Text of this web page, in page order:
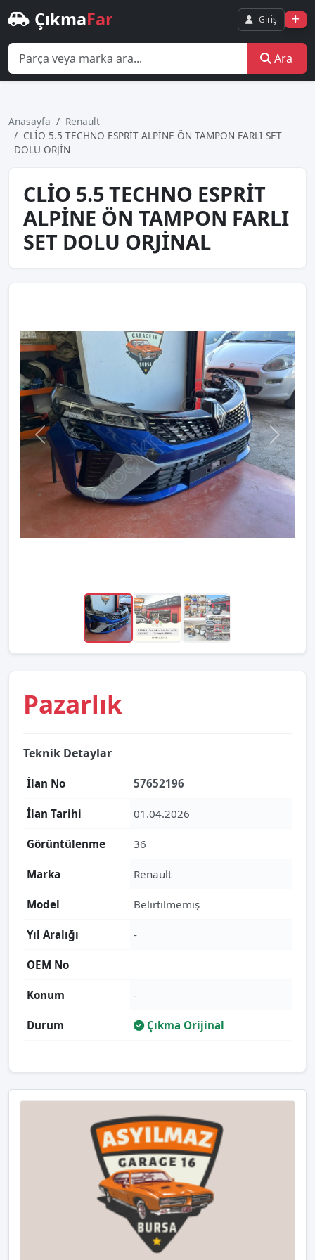
ÇıkmaFar Giriş
Ara
Anasayfa
Renault
CLİO 5.5 TECHNO ESPRİT ALPİNE ÖN TAMPON FARLI SET
DOLU ORJİN
CLİO 5.5 TECHNO ESPRİT
ALPİNE ÖN TAMPON FARLI
SET DOLU ORJİNAL
Pazarlık
Teknik Detaylar
İlan No 57652196
İlan Tarihi 01.04.2026
Görüntülenme 36
Marka Renault
Model Belirtilmemiş
Yıl Aralığı -
OEM No
Konum -
Durum Çıkma Orijinal